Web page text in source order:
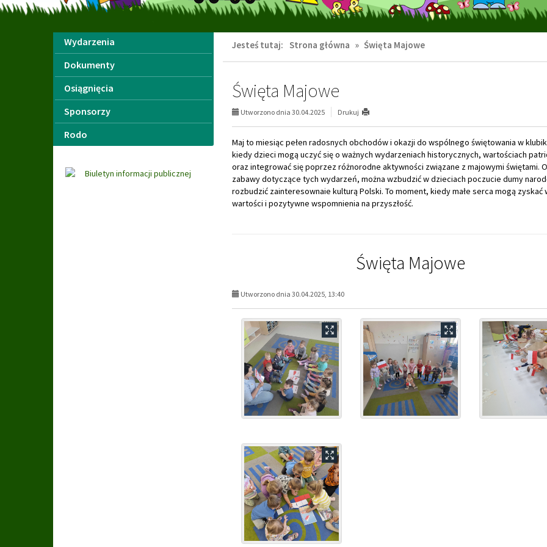
Menu
Wydarzenia
Dokumenty
Osiągnięcia
Sponsorzy
Rodo
Jesteś tutaj: Strona główna » Święta Majowe
Święta Majowe
Utworzono dnia 30.04.2025 Drukuj
Maj to miesiąc pełen radosnych obchodów i okazji do wspólnego świętowania w
kiedy dzieci mogą uczyć się o ważnych wydarzeniach historycznych, wartościach
oraz integrować się poprzez różnorodne aktywności związane z majowymi świętami.
zabawy dotyczące tych wydarzeń, można wzbudzić w dzieciach poczucie dumy
rozbudzić zainteresownaie kulturą Polski. To moment, kiedy małe serca mogą zyskać
wartości i pozytywne wspomnienia na przyszłość.
Święta Majowe
Utworzono dnia 30.04.2025, 13:40